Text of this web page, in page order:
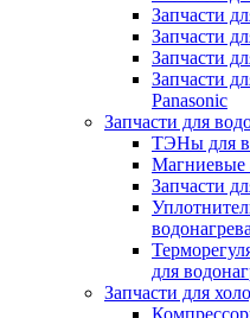
Запчасти
Запчасти
Запчасти
Запчасти
Panasonic
Запчасти для
ТЭНы для
Магниевые
Запчасти
для
Запчасти для